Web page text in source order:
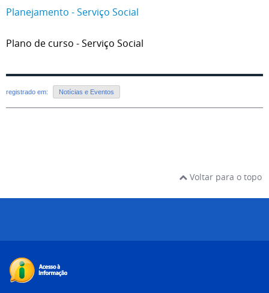
Planejamento - Serviço Social
Plano de curso - Serviço Social
registrado em: Notícias e Eventos
Voltar para o topo